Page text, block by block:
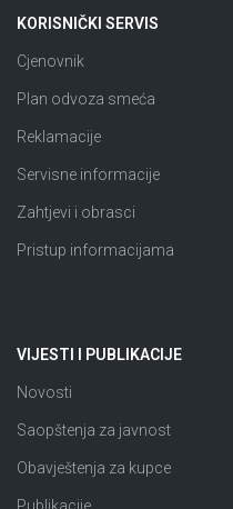
KORISNIČKI SERVIS
Cjenovnik
Plan odvoza smeća
Reklamacije
Servisne informacije
Zahtjevi i obrasci
Pristup informacijama
VIJESTI I PUBLIKACIJE
Novosti
Saopštenja za javnost
Obavještenja za kupce